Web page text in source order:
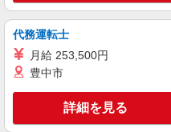
（上記給与とは別に支
歓迎 ・認知
職業紹介
株式会社kotrio /●SW-S-2098495
≪八潮駅≫
施設
【正社
給：
30,000円 ・
善手当：
埼玉県八
代務運転士
月給 253,500円
豊中市
詳細を見る